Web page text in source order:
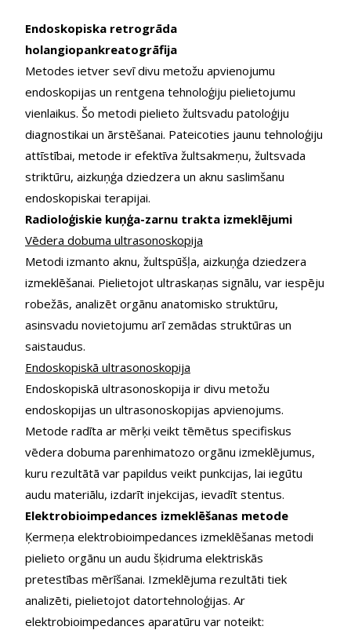
Endoskopiska retrogrāda
holangiopankreatogrāfija
Metodes ietver sevī divu metožu apvienojumu
endoskopijas un rentgena tehnoloģiju pielietojumu
vienlaikus. Šo metodi pielieto žultsvadu patoloģiju
diagnostikai un ārstēšanai. Pateicoties jaunu tehnoloģiju
attīstībai, metode ir efektīva žultsakmeņu, žultsvada
striktūru, aizkuņģa dziedzera un aknu saslimšanu
endoskopiskai terapijai.
Radioloģiskie kuņģa-zarnu trakta izmeklējumi
Vēdera dobuma ultrasonoskopija
Metodi izmanto aknu, žultspūšļa, aizkuņģa dziedzera
izmeklēšanai. Pielietojot ultraskaņas signālu, var iespēju
robežās, analizēt orgānu anatomisko struktūru,
asinsvadu novietojumu arī zemādas struktūras un
saistaudus.
Endoskopiskā ultrasonoskopija
Endoskopiskā ultrasonoskopija ir divu metožu
endoskopijas un ultrasonoskopijas apvienojums.
Metode radīta ar mērķi veikt tēmētus specifiskus
vēdera dobuma parenhimatozo orgānu izmeklējumus,
kuru rezultātā var papildus veikt punkcijas, lai iegūtu
audu materiālu, izdarīt injekcijas, ievadīt stentus.
Elektrobioimpedances izmeklēšanas metode
Ķermeņa elektrobioimpedances izmeklēšanas metodi
pielieto orgānu un audu šķidruma elektriskās
pretestības mērīšanai. Izmeklējuma rezultāti tiek
analizēti, pielietojot datortehnoloģijas. Ar
elektrobioimpedances aparatūru var noteikt: